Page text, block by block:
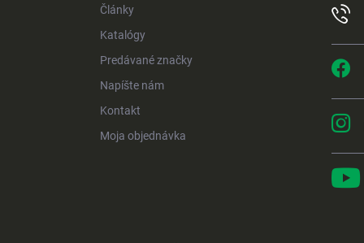
Články
Katalógy
Predávané značky
Napíšte nám
Kontakt
Moja objednávka